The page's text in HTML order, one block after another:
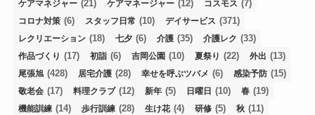
ケアマネジャー (21) ケアマネージャー (12) コスモス (7)
コロナ対策 (6) スタッフ日常 (10) デイサービス (371)
レクリエーション (18) 七夕 (6) 介護 (35) 介護レク (33)
作品づくり (17) 初詣 (6) 吉岡公園 (10) 夏祭り (22) 外出 (13)
尾張旭 (428) 居宅介護 (28) 幸せを呼ぶツバメ (6) 感染予防 (15)
敬老会 (17) 料理クラブ(12) 新年 (5) 日曜日 (10) 春 (19)
機能訓練 (14) 歩行訓練 (28) 生け花(4) 研修 (5) 秋 (11)